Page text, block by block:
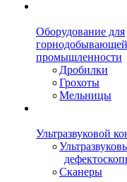
Оборудование для
горнодобывающей
промышленности
Дробилки
Грохоты
Мельницы
Ультразвуковой
Сканеры